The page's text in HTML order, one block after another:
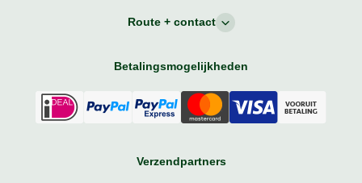
Route + contact
Betalingsmogelijkheden
Verzendpartners